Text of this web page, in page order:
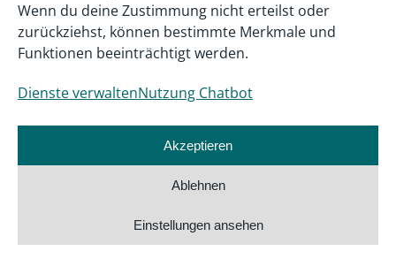
Wenn du deine Zustimmung nicht erteilst oder
zurückziehst, können bestimmte Merkmale und
Funktionen beeinträchtigt werden.
Dienste verwaltenNutzung Chatbot
Akzeptieren
Ablehnen
Einstellungen ansehen